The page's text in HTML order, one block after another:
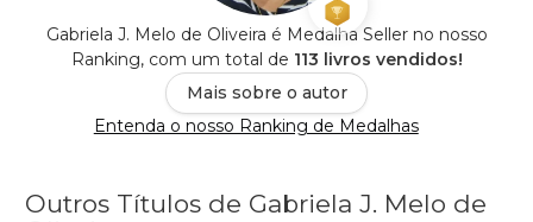
Gabriela J. Melo de Oliveira é Medalha Seller no nosso
Ranking, com um total de 113 livros vendidos!
Mais sobre o autor
Entenda o nosso Ranking de Medalhas
Outros Títulos de Gabriela J. Melo de